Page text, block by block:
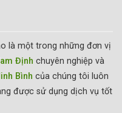
là một trong những đơn vị
Định chuyên nghiệp và
Bình của chúng tôi luôn
được sử dụng dịch vụ tốt